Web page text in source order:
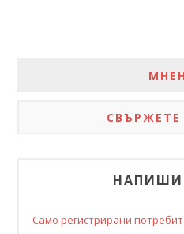
СВЪРЖЕТЕ
НАПИШИ
Само регистрирани